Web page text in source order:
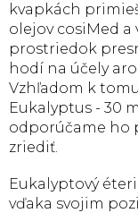
kvapkách
olejov cosiMed
prostriedok
hodí na účely
Vzhľadom k
Eukalyptus - 30
odporúčame ho
zriediť.
Eukalyptový
vďaka svojim